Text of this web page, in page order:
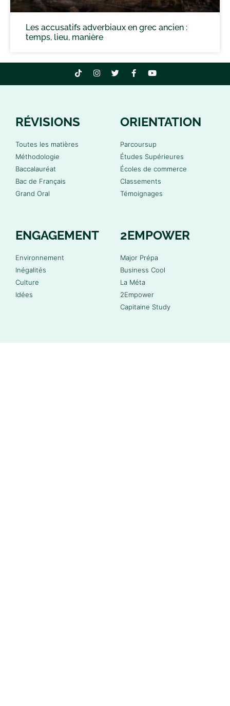
Les accusatifs adverbiaux en grec ancien :
temps, lieu, manière
RÉVISIONS
Toutes les matières
Méthodologie
Baccalauréat
Bac de Français
Grand Oral
ORIENTATION
Parcoursup
Études Supérieures
Écoles de commerce
Classements
Témoignages
ENGAGEMENT
Environnement
Inégalités
Culture
Idées
2EMPOWER
Major Prépa
Business Cool
La Méta
2Empower
Capitaine Study